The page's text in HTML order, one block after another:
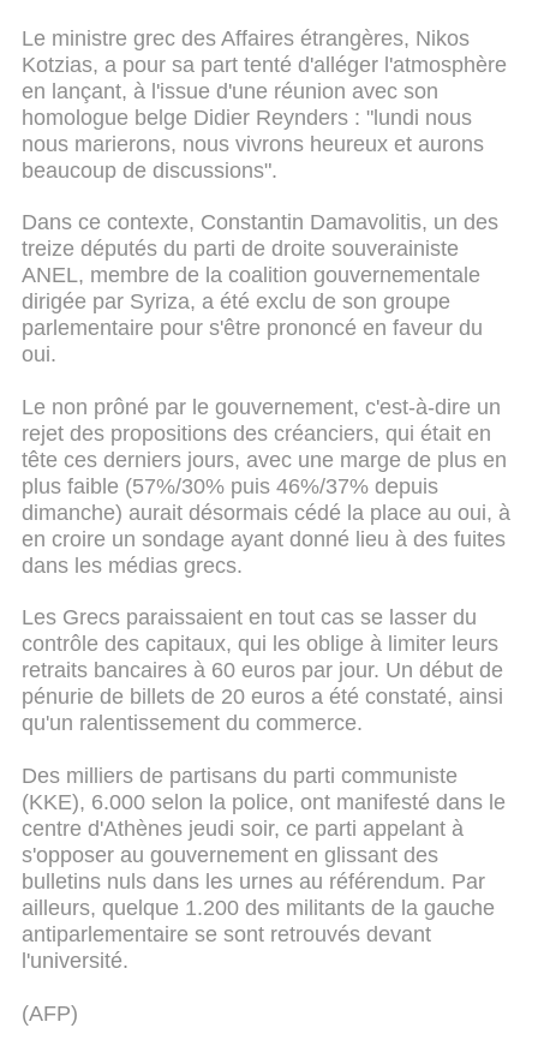
Le ministre grec des Affaires étrangères, Nikos
Kotzias, a pour sa part tenté d'alléger l'atmosphère
en lançant, à l'issue d'une réunion avec son
homologue belge Didier Reynders : "lundi nous
nous marierons, nous vivrons heureux et aurons
beaucoup de discussions".
Dans ce contexte, Constantin Damavolitis, un des
treize députés du parti de droite souverainiste
ANEL, membre de la coalition gouvernementale
dirigée par Syriza, a été exclu de son groupe
parlementaire pour s'être prononcé en faveur du
oui.
Le non prôné par le gouvernement, c'est-à-dire un
rejet des propositions des créanciers, qui était en
tête ces derniers jours, avec une marge de plus en
plus faible (57%/30% puis 46%/37% depuis
dimanche) aurait désormais cédé la place au oui, à
en croire un sondage ayant donné lieu à des fuites
dans les médias grecs.
Les Grecs paraissaient en tout cas se lasser du
contrôle des capitaux, qui les oblige à limiter leurs
retraits bancaires à 60 euros par jour. Un début de
pénurie de billets de 20 euros a été constaté, ainsi
qu'un ralentissement du commerce.
Des milliers de partisans du parti communiste
(KKE), 6.000 selon la police, ont manifesté dans le
centre d'Athènes jeudi soir, ce parti appelant à
s'opposer au gouvernement en glissant des
bulletins nuls dans les urnes au référendum. Par
ailleurs, quelque 1.200 des militants de la gauche
antiparlementaire se sont retrouvés devant
l'université.
(AFP)